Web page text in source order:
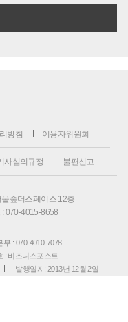
방침 이용자위원회
사심의규정 불편신고
숲더스페이스 12층
: 070-4015-8658
부 : 070-4010-7078
: 비즈니스포스트
발행일자: 2013년 12월 2일